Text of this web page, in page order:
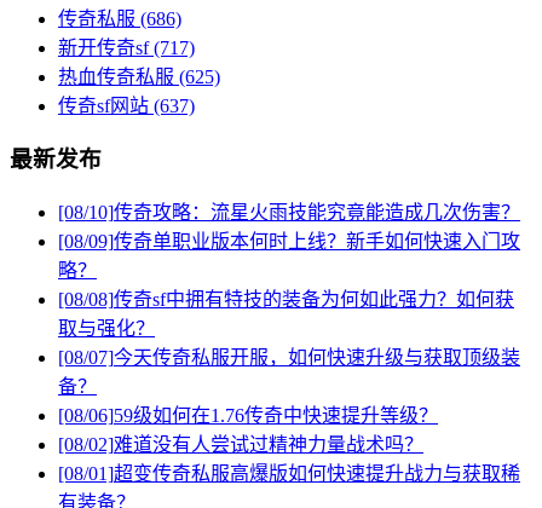
传奇私服 (686)
新开传奇sf(717)
热血传奇私服 (625)
传奇sf网站 (637)
最新发布
[08/10]传奇攻略：流星火雨技能究竟能造成几次伤害？
[08/09]传奇单职业版本何时上线？新手如何快速入门攻
略？
[08/08]传奇sf中拥有特技的装备为何如此强力？如何获
取与强化？
[08/07]今天传奇私服开服，如何快速升级与获取顶级装
备？
[08/06]59级如何在1.76传奇中快速提升等级？
[08/02]难道没有人尝试过精神力量战术吗？
[08/01]超变传奇私服高爆版如何快速提升战力与获取稀
有装备？